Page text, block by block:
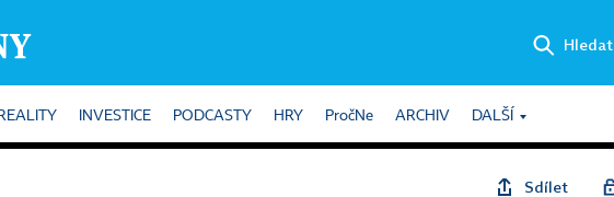
Hledat
REALITY INVESTICE PODCASTY HRY PročNe ARCHIV DALŠÍ
Sdílet